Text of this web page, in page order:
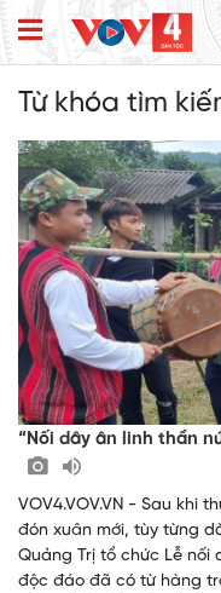
Từ khóa tìm
“Nối dây ân linh thần
VOV4.VOV.VN - Sau khi
đón xuân mới, tùy từng
Quảng Trị tổ chức Lễ nối
độc đáo đã có từ hàng